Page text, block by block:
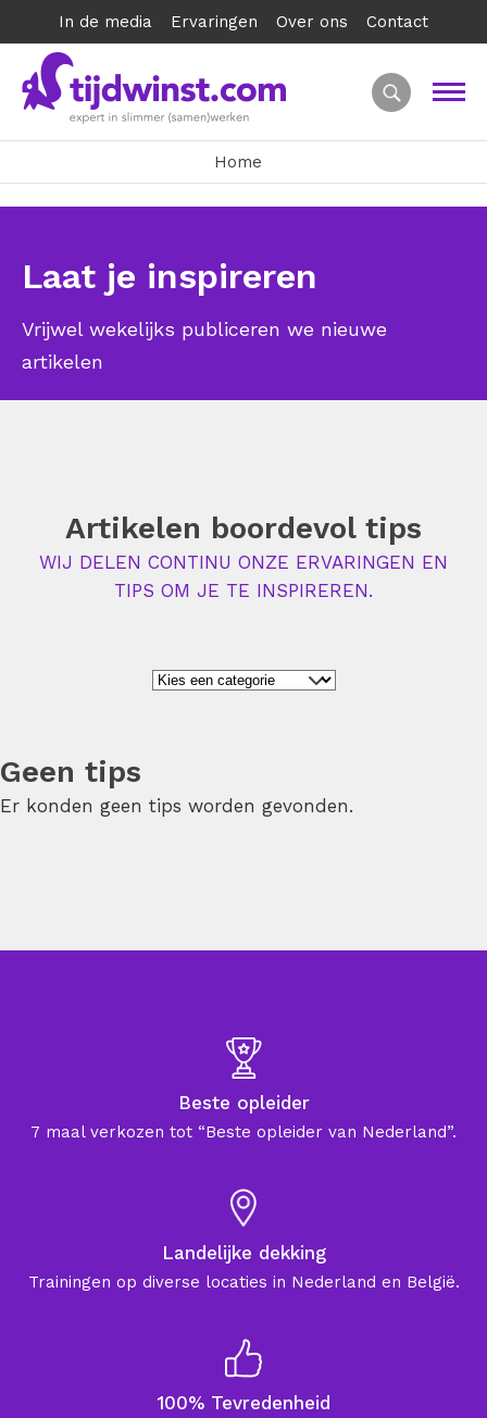
In de media Ervaringen Over ons Contact
Home
Laat je inspireren
Vrijwel wekelijks publiceren we nieuwe
artikelen
Artikelen boordevol tips
WIJ DELEN CONTINU ONZE ERVARINGEN EN
TIPS OM JE TE INSPIREREN.
Geen tips
Er konden geen tips worden gevonden.
Beste opleider
7 maal verkozen tot “Beste opleider van Nederland”.
Landelijke dekking
Trainingen op diverse locaties in Nederland en België.
100% Tevredenheid